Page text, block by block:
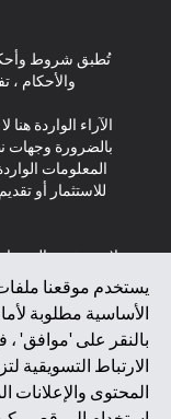
يستخدم موقعنا
الأساسية مطلوبة
بالنقر على 'موافق' ،
الارتباط التسويقية
المحتوى والإعلانات
تُطبق شروط
والأحكام ،
الآراء الواردة
بالضرورة وجهات
المعلومات
للاستثمار أو
لا يتم تقديم
المقيمين في
سويسرا أو
الفاتيكان أو
(لائحة حماية
العامة \ قانون
الصفحة ليس ولا
لشراء أو بيع أي